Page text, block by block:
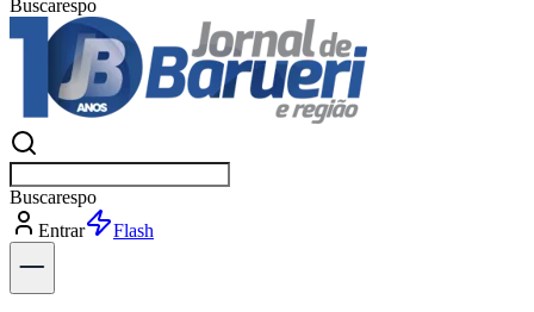
Buscarpolítica
Buscarpolítica
Entrar
Explorar